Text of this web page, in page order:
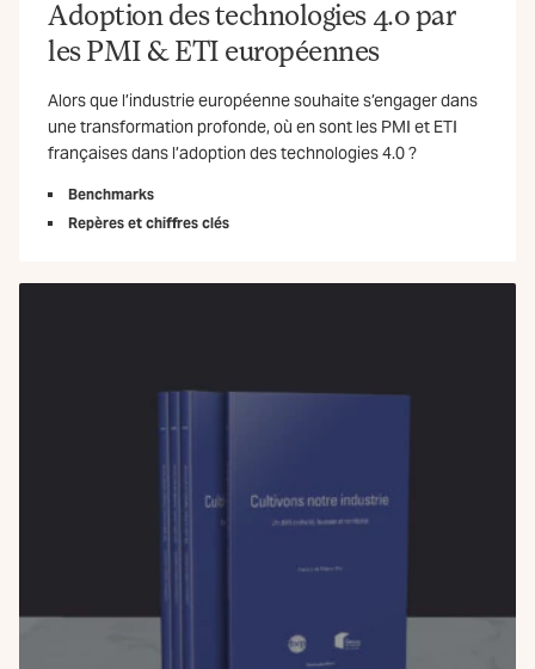
Adoption des technologies 4.0 par
les PMI & ETI européennes
Alors que l’industrie européenne souhaite s’engager dans
une transformation profonde, où en sont les PMI et ETI
françaises dans l’adoption des technologies 4.0 ?
Benchmarks
Repères et chiffres clés